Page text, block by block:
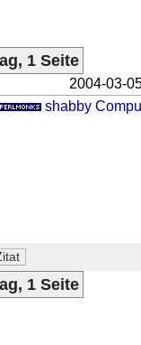
1 Seite
2004-03-
shabby
1 Seite